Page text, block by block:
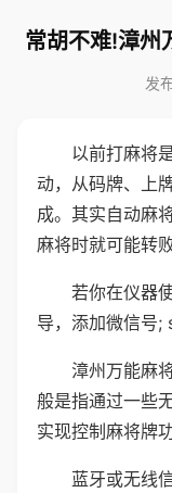
常胡不难!漳州
发
以前打麻将
动，从码牌、上
成。其实自动麻
麻将时就可能转败
若你在仪器
导，添加微信号;
漳州万能麻
般是指通过一些
实现控制麻将牌
蓝牙或无线